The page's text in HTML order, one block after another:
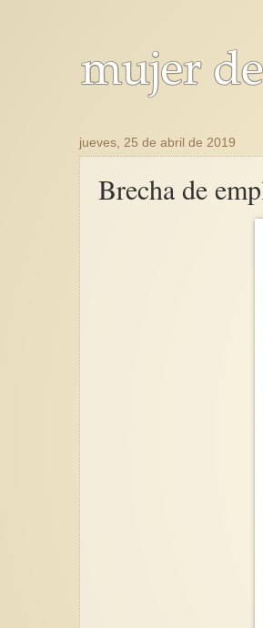
jueves, 25 de abril de 2019
Brecha de